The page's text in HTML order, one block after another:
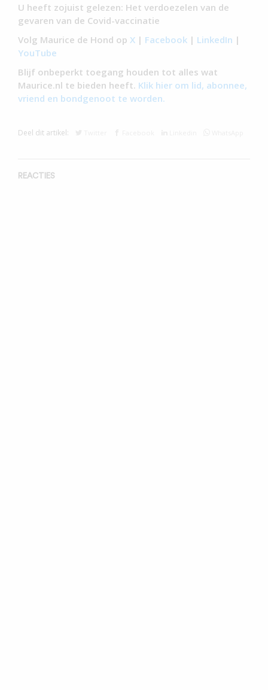
U heeft zojuist gelezen: Het verdoezelen van de
gevaren van de Covid-vaccinatie
Volg Maurice de Hond op X | Facebook | LinkedIn |
YouTube
Blijf onbeperkt toegang houden tot alles wat
Maurice.nl te bieden heeft. Klik hier om lid, abonnee,
vriend en bondgenoot te worden.
Deel dit artikel:
REACTIES